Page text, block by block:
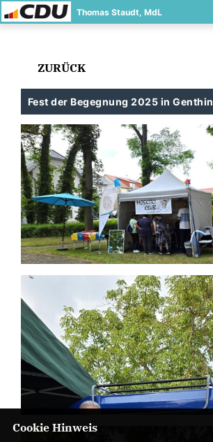
Thomas Staudt, MdL
ZURÜCK
Fest der Begegnung 2025 in Genthin
Cookie Hinweis